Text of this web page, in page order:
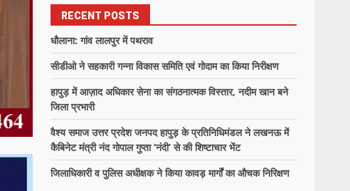
RECENT POSTS
धौलाना: गांव लालपुर में पथराव
सीडीओ ने सहकारी गन्ना विकास समिति एवं गोदाम का किया निरीक्षण
हापुड़ में आज़ाद अधिकार सेना का संगठनात्मक विस्तार, नदीम खान बने
जिला प्रभारी
वैश्य समाज उत्तर प्रदेश जनपद हापुड़ के प्रतिनिधिमंडल ने लखनऊ में
कैबिनेट मंत्री नंद गोपाल गुप्ता ‘नंदी’ से की शिष्टाचार भेंट
जिलाधिकारी व पुलिस अधीक्षक ने किया कावड़ मार्गों का औचक निरिक्षण